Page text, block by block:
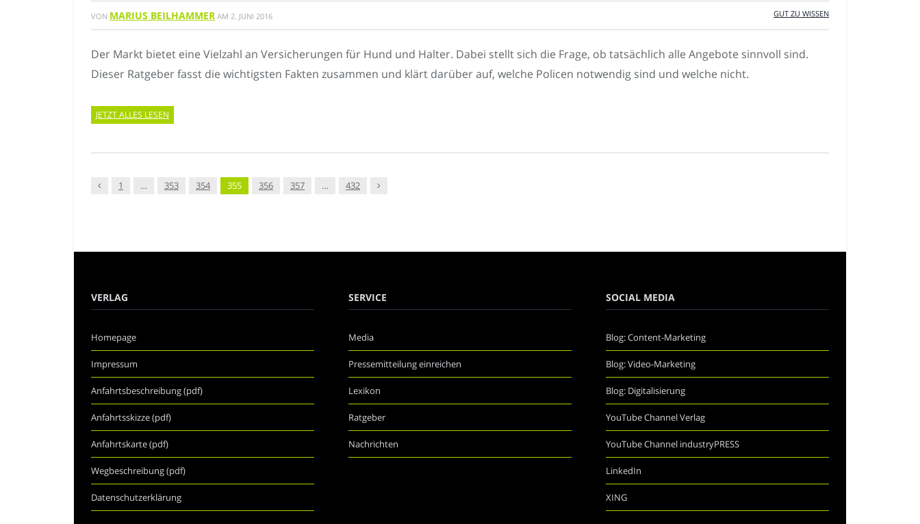
VON MARIUS BEILHAMMER AM 2. JUNI 2016 GUT ZU WISSEN
Der Markt bietet eine Vielzahl an Versicherungen für Hund und Halter. Dabei stellt sich die Frage, ob tatsächlich alle Angebote sinnvoll sind.
Dieser Ratgeber fasst die wichtigsten Fakten zusammen und klärt darüber auf, welche Policen notwendig sind und welche nicht.
JETZT ALLES LESEN
Vorgänger
1 … 353 354 355 356 357 … 432 Nachfolger
VERLAG
Homepage
Impressum
Anfahrtsbeschreibung (pdf)
Anfahrtsskizze (pdf)
Anfahrtskarte (pdf)
Wegbeschreibung (pdf)
Datenschutzerklärung
SERVICE
Media
Pressemitteilung einreichen
Lexikon
Ratgeber
Nachrichten
SOCIAL MEDIA
Blog: Content-Marketing
Blog: Video-Marketing
Blog: Digitalisierung
YouTube Channel Verlag
YouTube Channel industryPRESS
LinkedIn
XING